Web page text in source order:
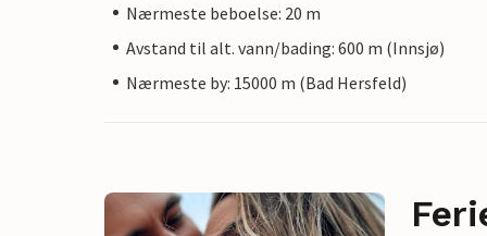
Nærmeste beboelse: 20 m
Avstand til alt. vann/bading: 600 m (Innsjø)
Nærmeste by: 15000 m (Bad Hersfeld)